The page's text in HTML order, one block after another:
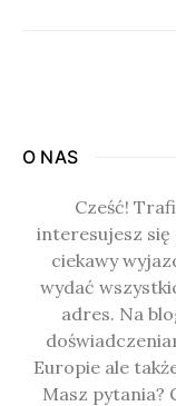
O NAS
Cześć!
interesujesz się
ciekawy
wydać
adres. Na
Europie ale
Masz pytania?